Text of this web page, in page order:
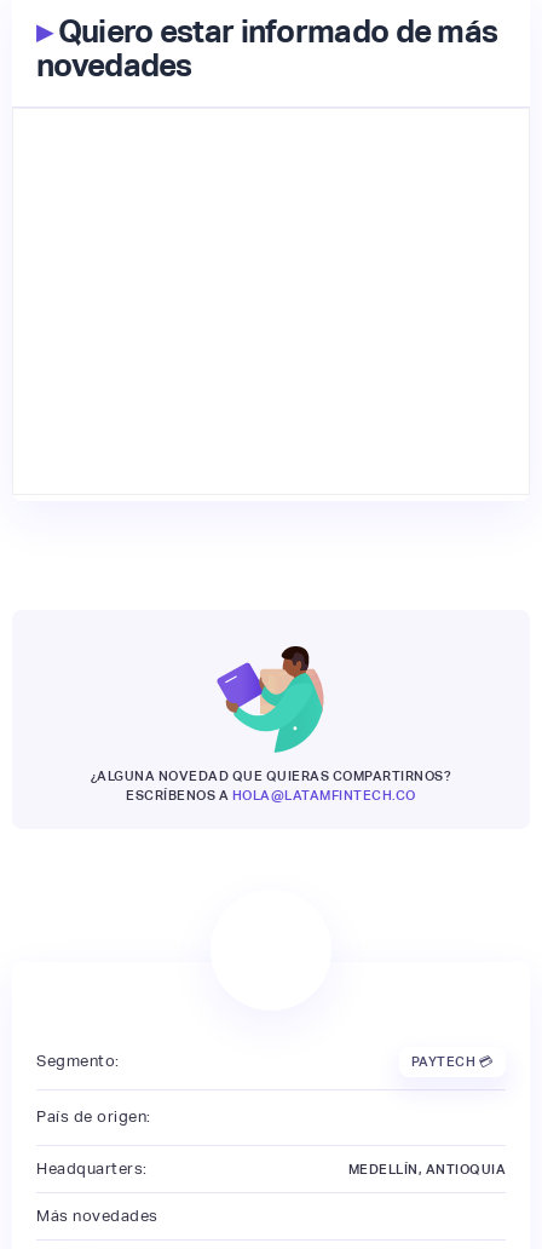
▸Quiero estar informado de más
novedades
¿ALGUNA NOVEDAD QUE QUIERAS COMPARTIRNOS?
ESCRÍBENOS A HOLA@LATAMFINTECH.CO
Segmento: PAYTECH 💳
País de origen:
Headquarters: MEDELLÍN, ANTIOQUIA
Más novedades